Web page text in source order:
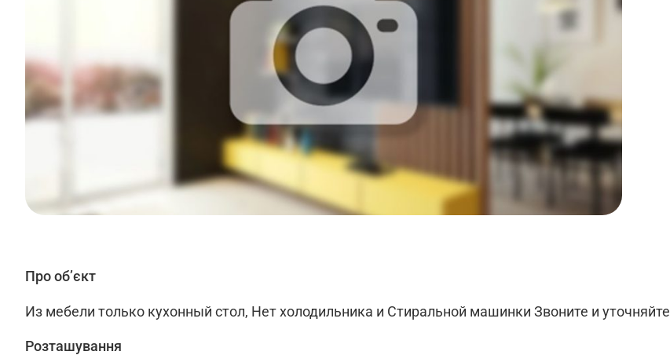
Про об’єкт
Из мебели только кухонный стол, Нет холодильника и Стиральной машинки Звоните и уточняйте
Розташування